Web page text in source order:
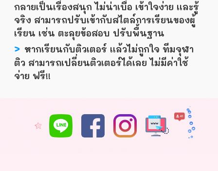
กลายเป็นเรื่องสนุก ไม่น่าเบื่อ เข้าใจง่าย เเละรู้
จริง สามารถปรับเข้ากับสไตล์การเรียนของผู้
เรียน เช่น ตะลุยข้อสอบ ปรับพื้นฐาน
> หากเรียนกับติวเตอร์ เเล้วไม่ถูกใจ ทีมจุฬา
ติว สามารถเปลี่ยนติวเตอร์ได้เลย ไม่มีค่าใช้
จ่าย ฟรี!!